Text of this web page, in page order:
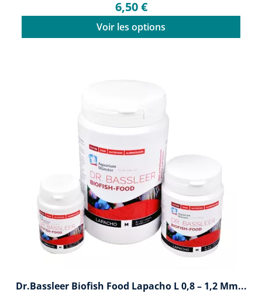
6,50 €
Voir les options
Dr.Bassleer Biofish Food Lapacho L 0,8 – 1,2 Mm...